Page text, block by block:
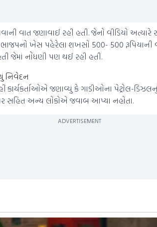
વાત જણાવાઈ રહી હતી. જેનો વીડિયો અત્યારે
ખેસ પહેરેલા શખસો 500- 500
જેમાં નોંધણી પણ થઈ રહી હતી.
નિવેદન
કાર્યકર્તાઓએ જણાવ્યું કે ગાડીઓના પેટ્રોલ-
સહિત અન્ય લોકોએ જવાબ આપ્યા નહોતા.
ADVERTISEMENT